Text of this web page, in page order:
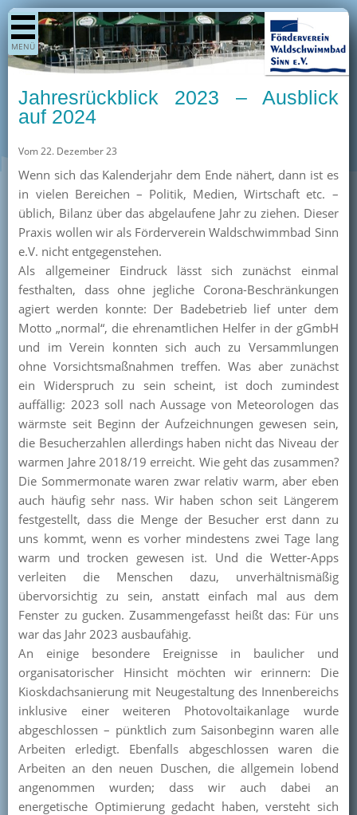
MENÜ
Shop
Aktuelles
Termine
/ Preise
Kurse
Unterstützer
Team
Pressearchiv
Mitglied werden
Jahresrückblick 2023 – Ausblick
auf 2024
Vom 22. Dezember 23
Wenn sich das Kalenderjahr dem Ende nähert, dann ist es
in vielen Bereichen – Politik, Medien, Wirtschaft etc. –
üblich, Bilanz über das abgelaufene Jahr zu ziehen. Dieser
Praxis wollen wir als Förderverein Waldschwimmbad Sinn
e.V. nicht entgegenstehen.
Als allgemeiner Eindruck lässt sich zunächst einmal
festhalten, dass ohne jegliche Corona-Beschränkungen
agiert werden konnte: Der Badebetrieb lief unter dem
Motto „normal“, die ehrenamtlichen Helfer in der gGmbH
und im Verein konnten sich auch zu Versammlungen
ohne Vorsichtsmaßnahmen treffen. Was aber zunächst
ein Widerspruch zu sein scheint, ist doch zumindest
auffällig: 2023 soll nach Aussage von Meteorologen das
wärmste seit Beginn der Aufzeichnungen gewesen sein,
die Besucherzahlen allerdings haben nicht das Niveau der
warmen Jahre 2018/19 erreicht. Wie geht das zusammen?
Die Sommermonate waren zwar relativ warm, aber eben
auch häufig sehr nass. Wir haben schon seit Längerem
festgestellt, dass die Menge der Besucher erst dann zu
uns kommt, wenn es vorher mindestens zwei Tage lang
warm und trocken gewesen ist. Und die Wetter-Apps
verleiten die Menschen dazu, unverhältnismäßig
übervorsichtig zu sein, anstatt einfach mal aus dem
Fenster zu gucken. Zusammengefasst heißt das: Für uns
war das Jahr 2023 ausbaufähig.
An einige besondere Ereignisse in baulicher und
organisatorischer Hinsicht möchten wir erinnern: Die
Kioskdachsanierung mit Neugestaltung des Innenbereichs
inklusive einer weiteren Photovoltaikanlage wurde
abgeschlossen – pünktlich zum Saisonbeginn waren alle
Arbeiten erledigt. Ebenfalls abgeschlossen waren die
Arbeiten an den neuen Duschen, die allgemein lobend
angenommen wurden; dass wir auch dabei an
energetische Optimierung gedacht haben, versteht sich